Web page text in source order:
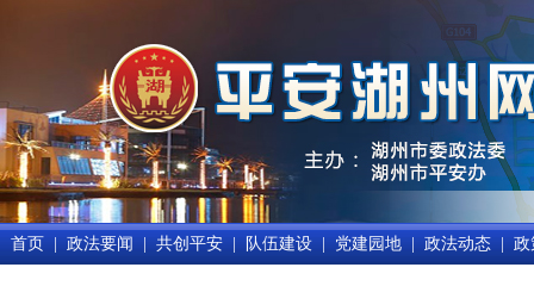
首页 政法要闻 共创平安 队伍建设 党建园地 政法动态 政